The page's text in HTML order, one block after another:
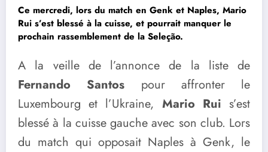
Ce mercredi, lors du match en Genk et Naples, Mario
Rui s’est blessé à la cuisse, et pourrait manquer le
prochain rassemblement de la Seleção.
A la veille de l’annonce de la liste de
Fernando Santos pour affronter le
Luxembourg et l’Ukraine, Mario Rui s’est
blessé à la cuisse gauche avec son club. Lors
du match qui opposait Naples à Genk, le